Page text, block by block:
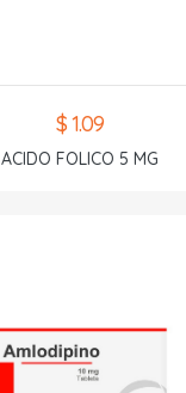
$ 1.09
ACIDO FOLICO 5 MG